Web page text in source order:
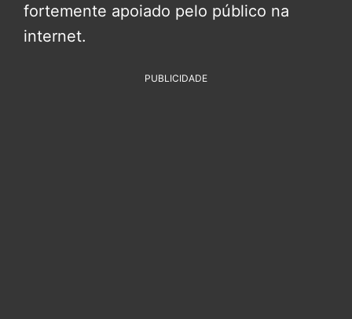
fortemente apoiado pelo público na
internet.
PUBLICIDADE